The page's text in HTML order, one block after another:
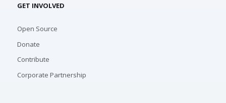
GET INVOLVED
Open Source
Donate
Contribute
Corporate Partnership